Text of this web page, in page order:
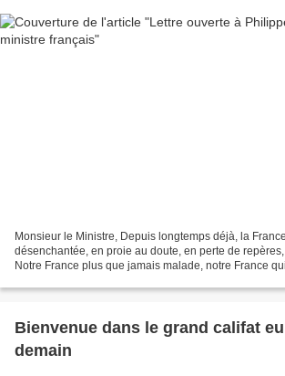
Monsieur le Ministre, Depuis longtemps déjà, la
désenchantée, en proie au doute, en perte de repères,
Notre France plus que jamais malade, notre France
Bienvenue dans le grand califat
demain